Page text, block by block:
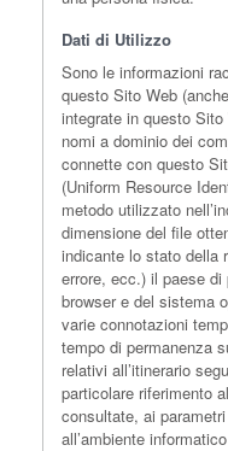
Dati di Utilizzo
Sono le informazioni
questo Sito Web
integrate in questo
nomi a dominio dei
connette con questo
(Uniform Resource
metodo utilizzato
dimensione del file
indicante lo stato della
errore, ecc.) il paese
browser e del sistema
varie connotazioni
tempo di permanenza
relativi all’itinerario
particolare riferimento
consultate, ai
all’ambiente